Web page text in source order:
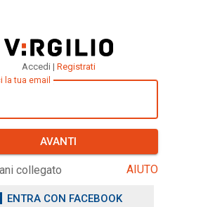
Accedi | Registrati
la tua email
AVANTI
collegato AIUTO
ENTRA CON FACEBOOK